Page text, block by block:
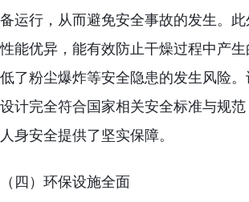
备运行，从而避免安全事故的发生。
性能优异，能有效防止干燥过程中产
低了粉尘爆炸等安全隐患的发生风险
设计完全符合国家相关安全标准与规
人身安全提供了坚实保障。
（四）环保设施全面